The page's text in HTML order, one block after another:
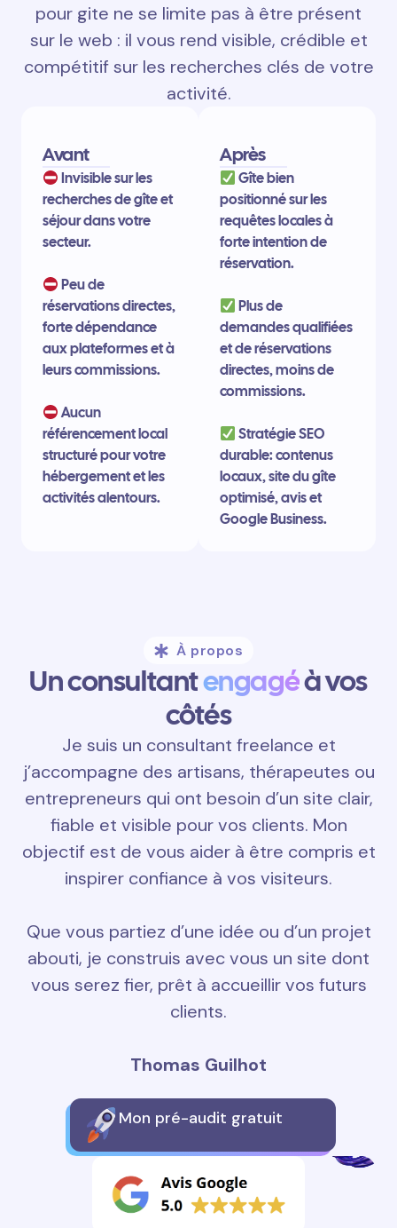
pour gite ne se limite pas à être présent
sur le web : il vous rend visible, crédible et
compétitif sur les recherches clés de votre
activité.
Avant
Invisible sur les
recherches de gîte et
séjour dans votre
secteur.
Peu de
réservations directes,
forte dépendance
aux plateformes et à
leurs commissions.
Aucun
référencement local
structuré pour votre
hébergement et les
activités alentours.
Après
Gîte bien
positionné sur les
requêtes locales à
forte intention de
réservation.
Plus de
demandes qualifiées
et de réservations
directes, moins de
commissions.
Stratégie SEO
durable: contenus
locaux, site du gîte
optimisé, avis et
Google Business.
À propos
Un consultantengagéà vos
côtés
Je suis un consultant freelance et
j’accompagne des artisans, thérapeutes ou
entrepreneurs qui ont besoin d’un site clair,
fiable et visible pour vos clients. Mon
objectif est de vous aider à être compris et
inspirer confiance à vos visiteurs.
Que vous partiez d’une idée ou d’un projet
abouti, je construis avec vous un site dont
vous serez fier, prêt à accueillir vos futurs
clients.
Thomas Guilhot
Mon pré-audit gratuit